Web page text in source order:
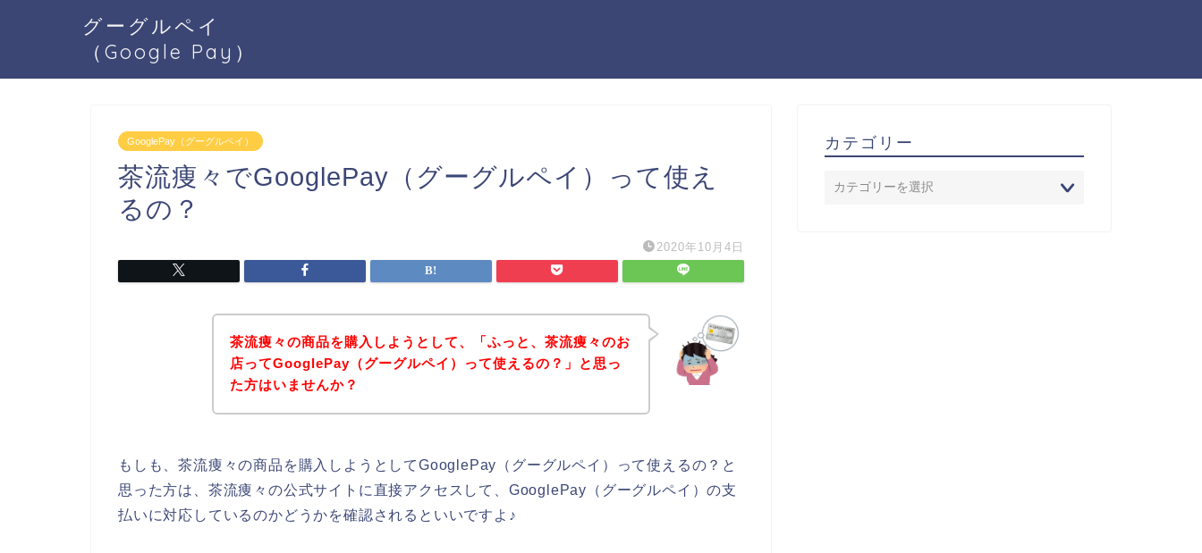
グーグルペイ
（Google Pay）
GooglePay（グーグルペイ）
茶流痩々でGooglePay（グーグルペイ）って使え
るの？
2020年10月4日
茶流痩々の商品を購入しようとして、「ふっと、茶流痩々のお
店ってGooglePay（グーグルペイ）って使えるの？」と思っ
た方はいませんか？
もしも、茶流痩々の商品を購入しようとしてGooglePay（グーグルペイ）って使えるの？と
思った方は、茶流痩々の公式サイトに直接アクセスして、GooglePay（グーグルペイ）の支
払いに対応しているのかどうかを確認されるといいですよ♪
カテゴリー